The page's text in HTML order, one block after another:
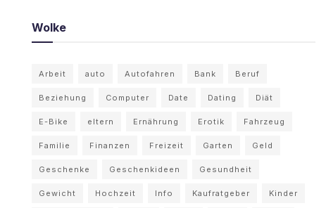
Wolke
Arbeit auto Autofahren Bank Beruf
Beziehung Computer Date Dating Diät
E-Bike eltern Ernährung Erotik Fahrzeug
Familie Finanzen Freizeit Garten Geld
Geschenke Geschenkideen Gesundheit
Gewicht Hochzeit Info Kaufratgeber Kinder